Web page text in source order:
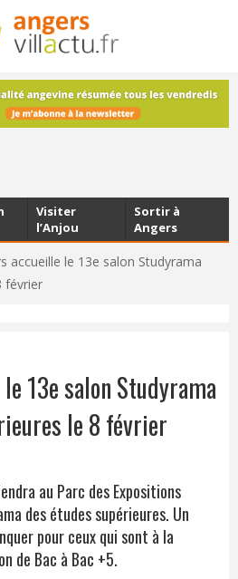
d'Angers, chaque vendredi dans
boîte e-mail
accueille le 13e salon Studyrama
février
Visiter
l’Anjou
Sortir à
Angers
13e salon Studyrama
le 8 février
au Parc des Expositions
des études supérieures. Un
pour ceux qui sont à la
de Bac à Bac +5.